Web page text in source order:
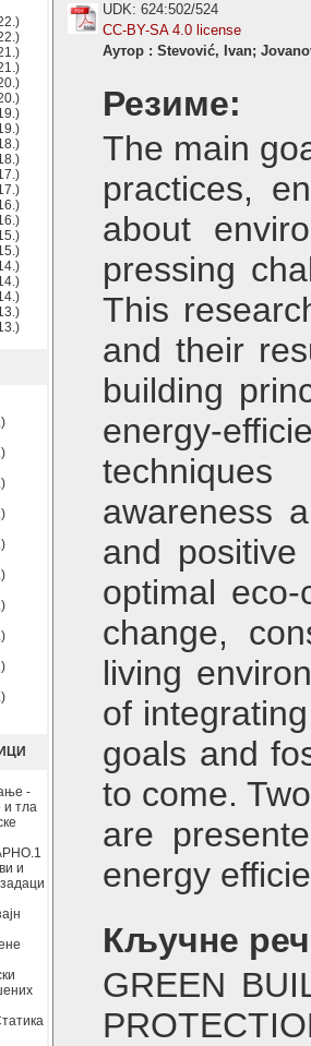
-
и тла
и
UDK: 624:502/524
CC-BY-SA 4.0 license
Аутор : Stevović, Ivan;
Резиме:
The main
practices,
about
pressing
This
and their
building
energy-
awareness
and
optimal
change,
living
of
goals and
to come.
are
energy
Кључне
GREEN